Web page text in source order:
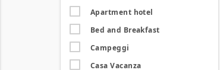
Apartment hotel
Bed and Breakfast
Campeggi
Casa Vacanza